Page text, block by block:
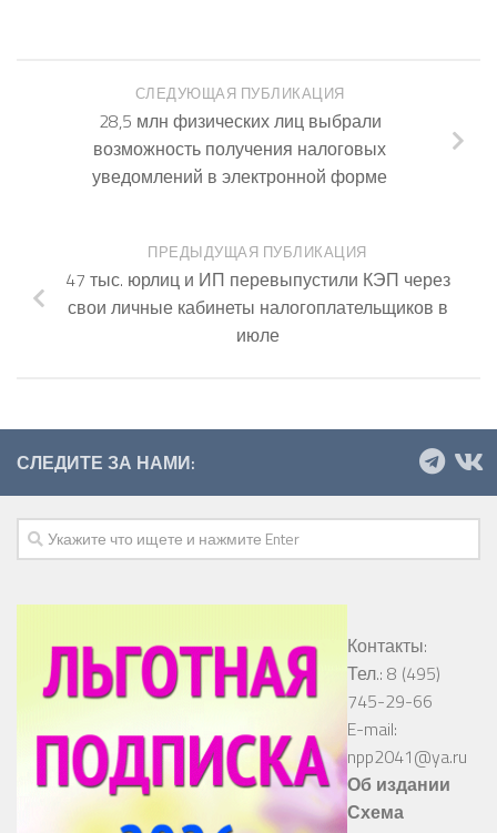
СЛЕДУЮЩАЯ ПУБЛИКАЦИЯ
28,5 млн физических лиц выбрали
возможность получения налоговых
уведомлений в электронной форме
ПРЕДЫДУЩАЯ ПУБЛИКАЦИЯ
47 тыс. юрлиц и ИП перевыпустили КЭП через
свои личные кабинеты налогоплательщиков в
июле
СЛЕДИТЕ ЗА НАМИ:
Контакты:
Тел.: 8 (495)
745-29-66
E-mail:
npp2041@ya.ru
Об издании
Схема